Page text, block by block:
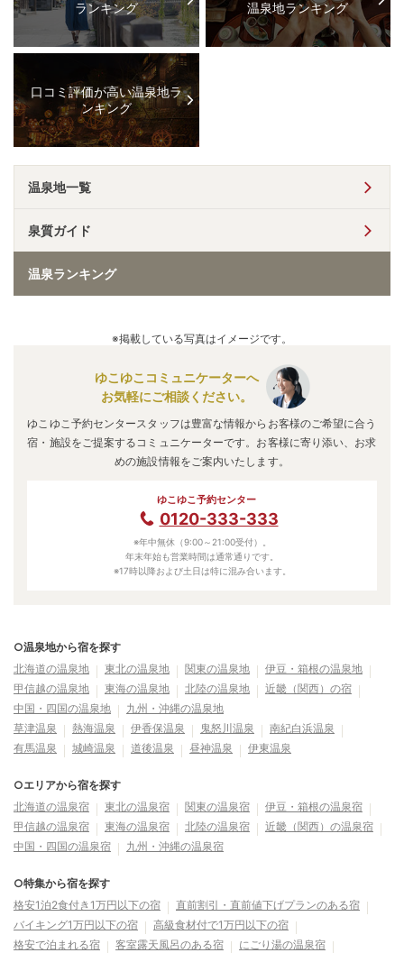
ランキング 温泉地ランキング
口コミ評価が高い温泉地ラ
ンキング
温泉地一覧
泉質ガイド
温泉ランキング
※掲載している写真はイメージです。
ゆこゆこコミュニケーターへ
お気軽にご相談ください。
ゆこゆこ予約センタースタッフは豊富な情報からお客様のご希望に合う
宿・施設をご提案するコミュニケーターです。お客様に寄り添い、お求
めの施設情報をご案内いたします。
ゆこゆこ予約センター
0120-333-333
※年中無休（9:00～21:00受付）。
年末年始も営業時間は通常通りです。
※17時以降および土日は特に混み合います。
○温泉地から宿を探す
北海道の温泉地
東北の温泉地 関東の温泉地
伊豆・箱根の温泉地
甲信越の温泉地
東海の温泉地 北陸の温泉地
近畿（関西）の宿
中国・四国の温泉地
九州・沖縄の温泉地
草津温泉
熱海温泉 伊香保温泉 鬼怒川温泉
南紀白浜温泉
有馬温泉
城崎温泉 道後温泉 昼神温泉 伊東温泉
○エリアから宿を探す
北海道の温泉宿
東北の温泉宿 関東の温泉宿
伊豆・箱根の温泉宿
甲信越の温泉宿
東海の温泉宿 北陸の温泉宿
近畿（関西）の温泉宿
中国・四国の温泉宿
九州・沖縄の温泉宿
○特集から宿を探す
格安1泊2食付き1万円以下の宿
直前割引・直前値下げプランのある宿
バイキング1万円以下の宿
高級食材付で1万円以下の宿
格安で泊まれる宿
客室露天風呂のある宿
にごり湯の温泉宿